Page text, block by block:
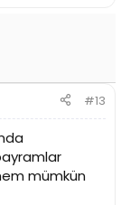
#13
mümkün